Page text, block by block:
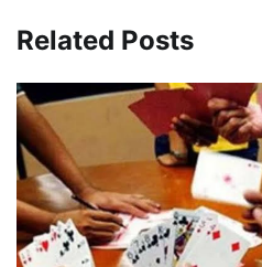
Related Posts